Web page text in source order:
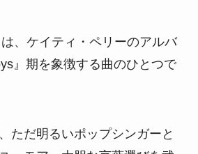
は、ケイティ・ペリーのアルバ
』期を象徴する曲のひとつで
ただ明るいポップシンガーと